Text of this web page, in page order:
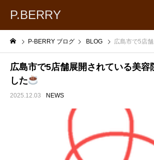
P.BERRY
P-BERRY ブログ BLOG 広島市で5店舗展開さ
広島市で5店舗展開されている美容
した
2025.12.03 NEWS